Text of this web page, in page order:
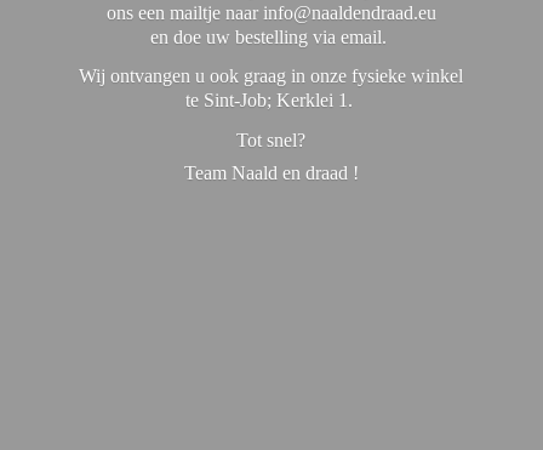
ons een mailtje naar info@naaldendraad.eu
en doe uw bestelling via email.
Wij ontvangen u ook graag in onze fysieke winkel
te Sint-Job; Kerklei 1.
Tot snel?
Team Naald en draad !